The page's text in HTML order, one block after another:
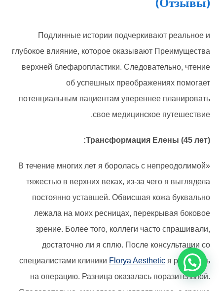
(Отзывы)
Подлинные истории подчеркивают реальное и
глубокое влияние, которое оказывают Преимущества
верхней блефаропластики. Следовательно, чтение
об успешных преображениях помогает
потенциальным пациентам увереннее планировать
свое медицинское путешествие.
Трансформация Елены (45 лет):
«В течение многих лет я боролась с непреодолимой
тяжестью в верхних веках, из-за чего я выглядела
постоянно уставшей. Обвисшая кожа буквально
лежала на моих ресницах, перекрывая боковое
зрение. Более того, коллеги часто спрашивали,
достаточно ли я сплю. После консультации со
специалистами клиники Florya Aestheticя решилась
на операцию. Разница оказалась поразительной.